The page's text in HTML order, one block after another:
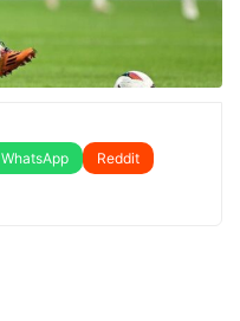
WhatsApp
Reddit